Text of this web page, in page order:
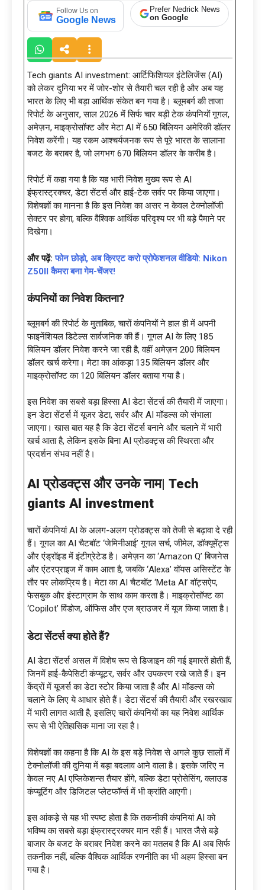
Follow Us on
Google News
Prefer Nedrick News
on Google
Tech giants AI investment: आर्टिफिशियल इंटेलिजेंस (AI)
को लेकर दुनिया भर में जोर-शोर से तैयारी चल रही है और अब यह
भारत के लिए भी बड़ा आर्थिक संकेत बन गया है। ब्लूमबर्ग की ताजा
रिपोर्ट के अनुसार, साल 2026 में सिर्फ चार बड़ी टेक कंपनियों गूगल,
अमेज़न, माइक्रोसॉफ्ट और मेटा AI में 650 बिलियन अमेरिकी डॉलर
निवेश करेंगी। यह रकम आश्चर्यजनक रूप से पूरे भारत के सालाना
बजट के बराबर है, जो लगभग 670 बिलियन डॉलर के करीब है।
रिपोर्ट में कहा गया है कि यह भारी निवेश मुख्य रूप से AI
इंफ्रास्ट्रक्चर, डेटा सेंटर्स और हाई-टेक सर्वर पर किया जाएगा।
विशेषज्ञों का मानना है कि इस निवेश का असर न केवल टेक्नोलॉजी
सेक्टर पर होगा, बल्कि वैश्विक आर्थिक परिदृश्य पर भी बड़े पैमाने पर
दिखेगा।
और पढ़ें:फोन छोड़ो, अब क्रिएट करो प्रोफेशनल वीडियो: Nikon
Z50II कैमरा बना गेम-चेंजर!
कंपनियों का निवेश कितना?
ब्लूमबर्ग की रिपोर्ट के मुताबिक, चारों कंपनियों ने हाल ही में अपनी
फाइनेंशियल डिटेल्स सार्वजनिक की हैं। गूगल AI के लिए 185
बिलियन डॉलर निवेश करने जा रही है, वहीं अमेज़न 200 बिलियन
डॉलर खर्च करेगा। मेटा का आंकड़ा 135 बिलियन डॉलर और
माइक्रोसॉफ्ट का 120 बिलियन डॉलर बताया गया है।
इस निवेश का सबसे बड़ा हिस्सा AI डेटा सेंटर्स की तैयारी में जाएगा।
इन डेटा सेंटर्स में यूजर डेटा, सर्वर और AI मॉडल्स को संभाला
जाएगा। खास बात यह है कि डेटा सेंटर्स बनाने और चलाने में भारी
खर्च आता है, लेकिन इसके बिना AI प्रोडक्ट्स की स्थिरता और
प्रदर्शन संभव नहीं है।
AI प्रोडक्ट्स और उनके नाम| Tech
giants AI investment
चारों कंपनियां AI के अलग-अलग प्रोडक्ट्स को तेजी से बढ़ावा दे रही
हैं। गूगल का AI चैटबॉट ‘जेमिनीआई’ गूगल सर्च, जीमेल, डॉक्यूमेंट्स
और एंड्रॉइड में इंटीग्रेटेड है। अमेज़न का ‘Amazon Q’ बिजनेस
और एंटरप्राइज में काम आता है, जबकि ‘Alexa’ वॉयस असिस्टेंट के
तौर पर लोकप्रिय है। मेटा का AI चैटबॉट ‘Meta AI’ वॉट्सऐप,
फेसबुक और इंस्टाग्राम के साथ काम करता है। माइक्रोसॉफ्ट का
‘Copilot’ विंडोज, ऑफिस और एज ब्राउजर में यूज किया जाता है।
डेटा सेंटर्स क्या होते हैं?
AI डेटा सेंटर्स असल में विशेष रूप से डिजाइन की गई इमारतें होती हैं,
जिनमें हाई-कैपेसिटी कंप्यूटर, सर्वर और उपकरण रखे जाते हैं। इन
केंद्रों में यूजर्स का डेटा स्टोर किया जाता है और AI मॉडल्स को
चलाने के लिए ये आधार होते हैं। डेटा सेंटर्स की तैयारी और रखरखाव
में भारी लागत आती है, इसलिए चारों कंपनियों का यह निवेश आर्थिक
रूप से भी ऐतिहासिक माना जा रहा है।
विशेषज्ञों का कहना है कि AI के इस बड़े निवेश से अगले कुछ सालों में
टेक्नोलॉजी की दुनिया में बड़ा बदलाव आने वाला है। इसके जरिए न
केवल नए AI एप्लिकेशन्स तैयार होंगे, बल्कि डेटा प्रोसेसिंग, क्लाउड
कंप्यूटिंग और डिजिटल प्लेटफॉर्म्स में भी क्रांति आएगी।
इस आंकड़े से यह भी स्पष्ट होता है कि तकनीकी कंपनियां AI को
भविष्य का सबसे बड़ा इंफ्रास्ट्रक्चर मान रही हैं। भारत जैसे बड़े
बाजार के बजट के बराबर निवेश करने का मतलब है कि AI अब सिर्फ
तकनीक नहीं, बल्कि वैश्विक आर्थिक रणनीति का भी अहम हिस्सा बन
गया है।